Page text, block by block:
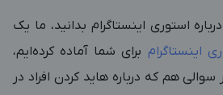
استوری اینستاگرام بدانید، ما یک
اینستاگرام برای شما آماده کرده‌ایم،
هم که درباره هاید کردن افراد در